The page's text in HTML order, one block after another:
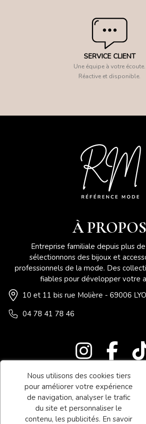
SERVICE CLIENT
Une équipe à votre écoute.
Réactive et disponible.
À PROPOS
Entreprise familiale depuis plus
sélectionnons des bijoux et
professionnels de la mode. Des
fiables pour développer votre
10 et 11 bis rue Molière - 69006
04 78 41 78 46
Blog
Contact
Conditions générales de
Nous utilisons des cookies tiers
pour améliorer votre expérience
de navigation, analyser le trafic
du site et personnaliser le
contenu, les publicités. En savoir